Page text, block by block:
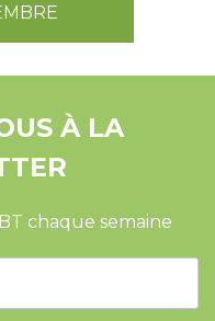
À LA
chaque semaine